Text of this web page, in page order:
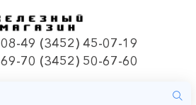
49 (3452) 45-07-19
70 (3452) 50-67-60